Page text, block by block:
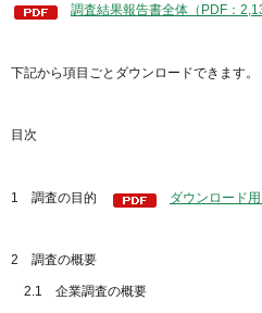
調査結果報告書全体（PDF：
下記から項目ごとダウンロードできます。
目次
1 調査の目的 ダウンロード
2 調査の概要
2.1 企業調査の概要